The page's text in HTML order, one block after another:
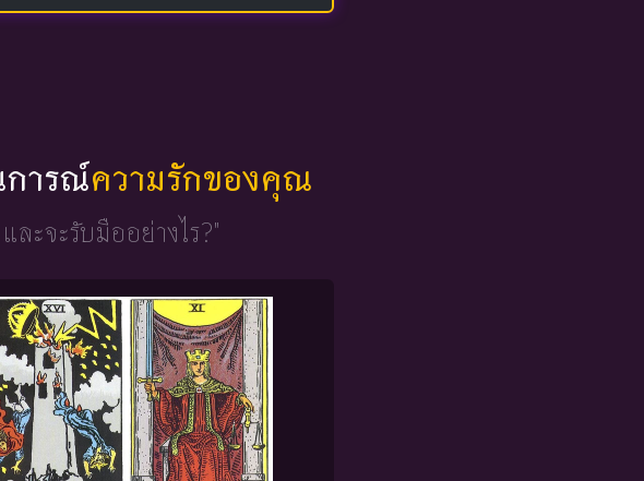
การณ์ความรักของคุณ
ละจะรับมืออย่างไร?"